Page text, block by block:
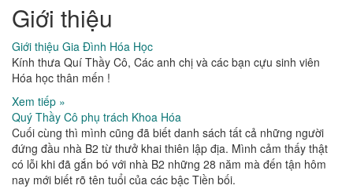
Giới thiệu
Giới thiệu Gia Đình Hóa Học
Kính thưa Quí Thầy Cô, Các anh chị và các bạn cựu sinh viên
Hóa học thân mến !
Xem tiếp »
Quý Thầy Cô phụ trách Khoa Hóa
Cuối cùng thì mình cũng đã biết danh sách tất cả những người
đứng đầu nhà B2 từ thưở khai thiên lập địa. Mình cảm thấy thật
có lỗi khi đã gắn bó với nhà B2 những 28 năm mà đến tận hôm
nay mới biết rõ tên tuổi của các bậc Tiền bối.